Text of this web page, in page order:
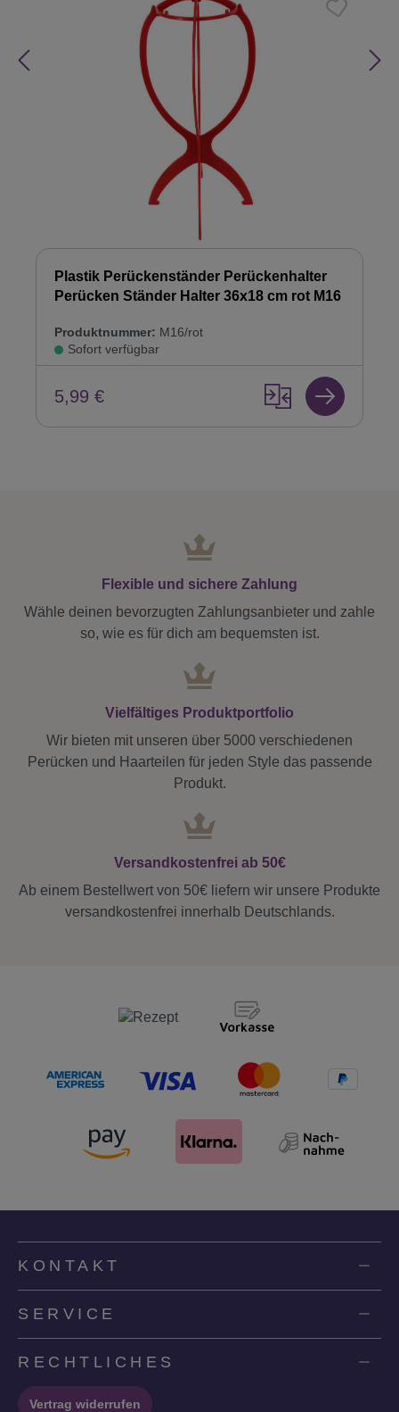
Plastik Perückenständer Perückenhalter
Perücken Ständer Halter 36x18 cm rot M16
Produktnummer: M16/rot
Sofort verfügbar
5,99 €
Flexible und sichere Zahlung
Wähle deinen bevorzugten Zahlungsanbieter und zahle
so, wie es für dich am bequemsten ist.
Vielfältiges Produktportfolio
Wir bieten mit unseren über 5000 verschiedenen
Perücken und Haarteilen für jeden Style das passende
Produkt.
Versandkostenfrei ab 50€
Ab einem Bestellwert von 50€ liefern wir unsere Produkte
versandkostenfrei innerhalb Deutschlands.
KONTAKT
SERVICE
RECHTLICHES
Vertrag widerrufen